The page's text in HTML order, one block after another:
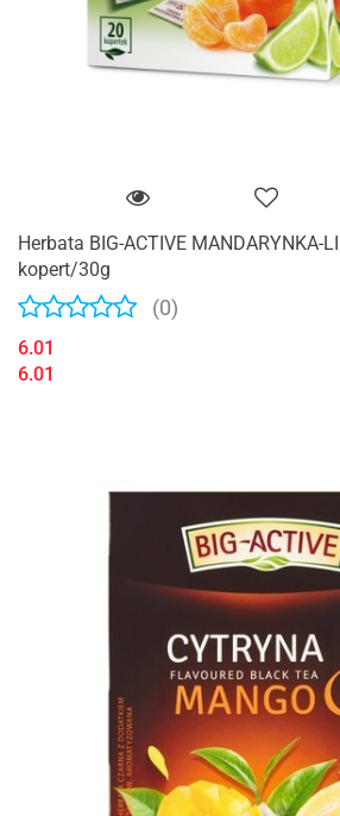
Herbata BIG-ACTIVE MANDARYNKA-
kopert/30g
(0)
6.01
6.01